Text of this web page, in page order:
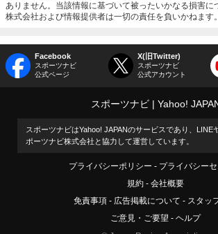
ありません。当該情報に基づいて被ったいかなる損害に
株式会社および情報提供者は一切の責任を負いかねます。
Facebook
スポーツナビ
公式ページ
X(旧Twitter)
スポーツナビ
公式アカウント
スポーツナビ Yahoo!
スポーツナビはYahoo! JAPANのサービスであり、LINE
ポーツナビ株式会社と協力して運営しています。
プライバシーポリシー
プライバシー
規約
会社概要
免責事項
広告掲載について
スタッ
ご意見・ご要望
ヘルプ